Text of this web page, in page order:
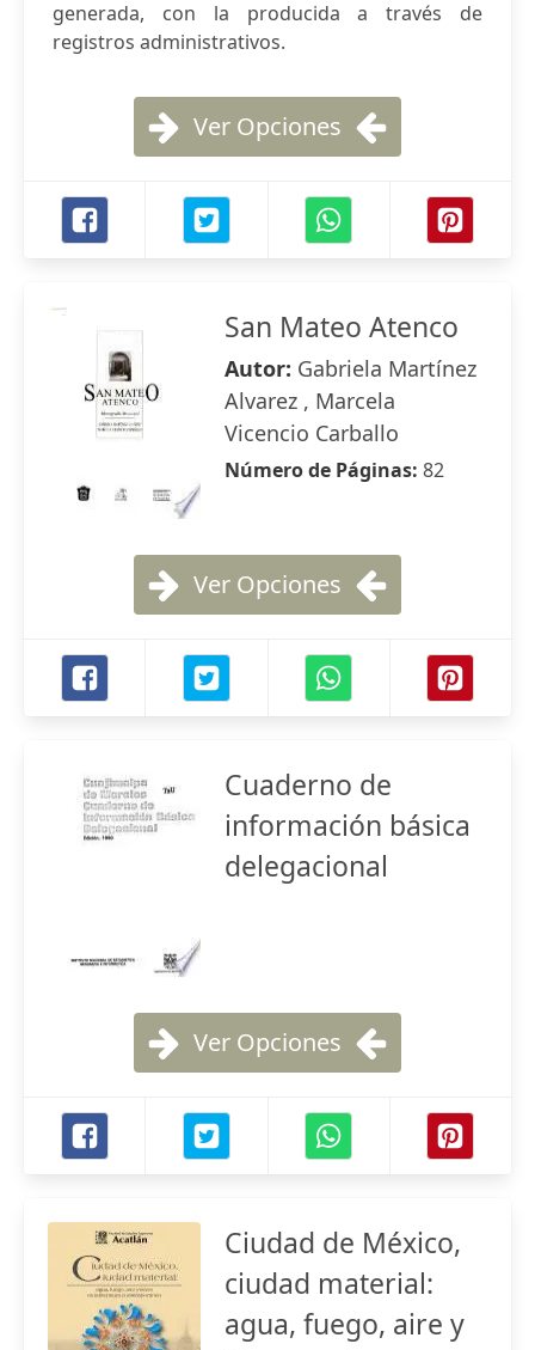
generada, con la producida a través de
registros administrativos.
Ver Opciones
San Mateo Atenco
Autor: Gabriela Martínez
Alvarez , Marcela
Vicencio Carballo
Número de Páginas: 82
Ver Opciones
Cuaderno de
información básica
delegacional
Ver Opciones
Ciudad de México,
ciudad material:
agua, fuego, aire y